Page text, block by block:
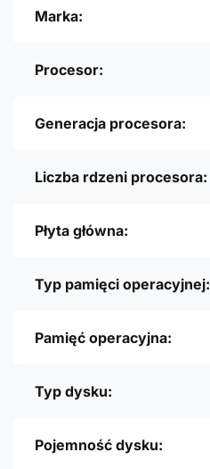
Marka:
Procesor:
Generacja procesora:
Liczba rdzeni procesora:
Płyta główna:
Typ pamięci operacyjnej:
Pamięć operacyjna:
Typ dysku:
Pojemność dysku: